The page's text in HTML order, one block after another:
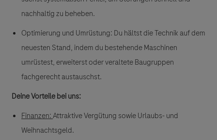
nachhaltig zu beheben.
Optimierung und Umrüstung: Du hältst die Technik auf dem
neuesten Stand, indem du bestehende Maschinen
umrüstest, erweiterst oder veraltete Baugruppen
fachgerecht austauschst.
Deine Vorteile bei uns:
Finanzen:Attraktive Vergütung sowie Urlaubs- und
Weihnachtsgeld.